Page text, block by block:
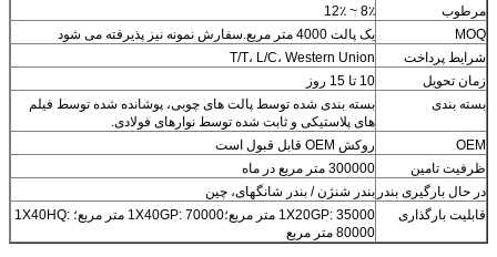
مرطوب
8٪ ~ 12٪
MOQ
یک پالت 4000 متر مربع.سفارش نمونه نیز پذیرفته می شود
شرایط پرداخت
T/T، L/C، Western Union
زمان تحویل
10 تا 15 روز
بسته بندی
بسته بندی شده توسط پالت های چوبی، پوشانده شده توسط فیلم
های پلاستیکی و ثابت شده توسط نوارهای فولادی.
OEM
روکش OEM قابل قبول است
ظرفیت تامین
300000 متر مربع در ماه
در حال بارگیری بندر بندر شنژن / بندر شانگهای، چین
قابلیت بارگذاری
1X20GP: 35000 متر مربع؛1X40GP: 70000 متر مربع؛ 1X40HQ:
80000 متر مربع